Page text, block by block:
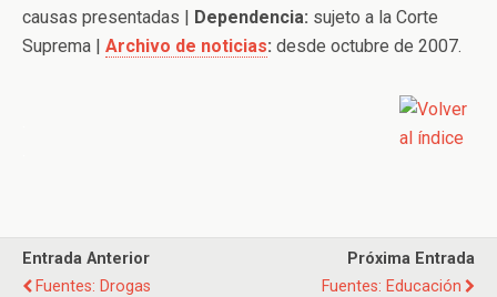
causas presentadas | Dependencia: sujeto a la Corte
Suprema | Archivo de noticias: desde octubre de 2007.
Entrada Anterior
Fuentes: Drogas
Próxima Entrada
Fuentes: Educación